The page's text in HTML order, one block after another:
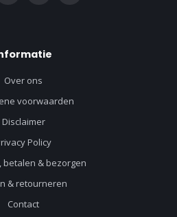
Over ons
voorwaarden
Disclaimer
Policy
betalen & bezorgen
& retourneren
Contact